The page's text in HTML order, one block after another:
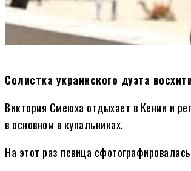
Солистка украинского дуэта
Виктория Смеюха отдыхает в Кении и
в основном в купальниках.
На этот раз певица